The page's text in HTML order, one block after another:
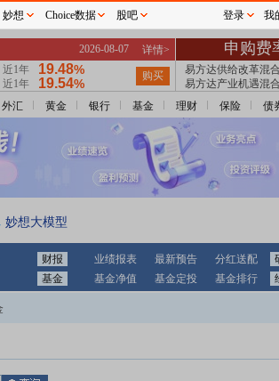
外汇 黄金 银行 基金 理财 保险 债
妙想大模型
财报 业绩报表 最新预告 分红送配
基金 基金净值 基金定投 基金排行
妙想 Choice数据 股吧 登录 我